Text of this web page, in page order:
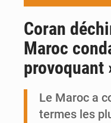
Coran
Maroc
provoquant
Le Maroc a
termes les